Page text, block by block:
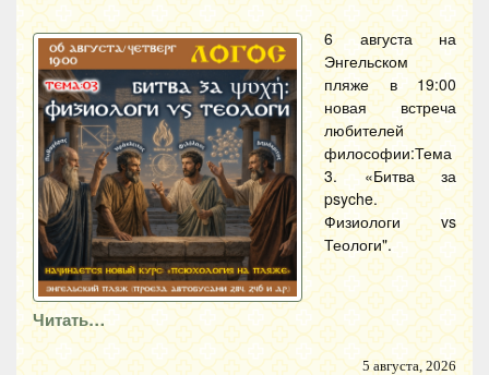
6 августа на
Энгельском
пляже в 19:00
новая встреча
любителей
философии:Тема
3. «Битва за
psyche.
Физиологи vs
Теологи".
Читать…
5 августа, 2026